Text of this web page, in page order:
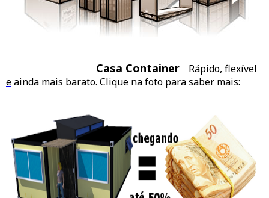
Casa Container – Rápido, flexível
eainda mais barato. Clique na foto para saber mais: